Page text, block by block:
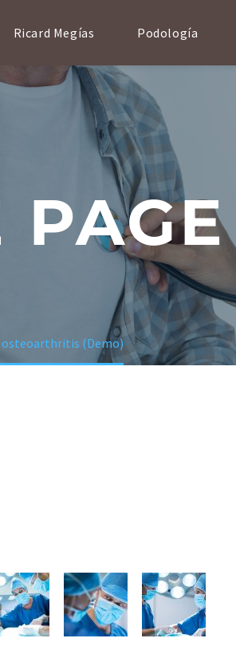
Ricard Megías Podología
PAGE
(Demo)